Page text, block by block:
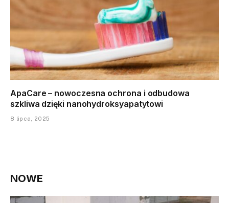
ApaCare – nowoczesna ochrona i odbudowa
szkliwa dzięki nanohydroksyapatytowi
8 lipca, 2025
NOWE